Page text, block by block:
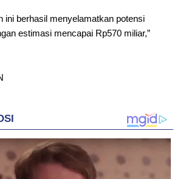
ini berhasil menyelamatkan potensi
estimasi mencapai Rp570 miliar,”